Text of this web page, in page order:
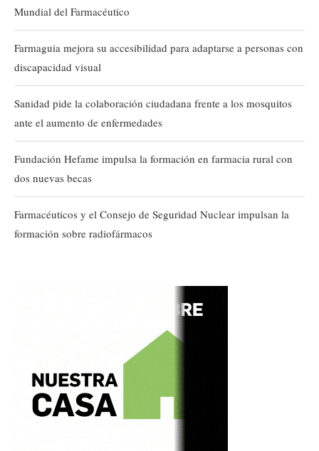
Mundial del Farmacéutico
Farmaguia mejora su accesibilidad para adaptarse a personas con
discapacidad visual
Sanidad pide la colaboración ciudadana frente a los mosquitos
ante el aumento de enfermedades
Fundación Hefame impulsa la formación en farmacia rural con
dos nuevas becas
Farmacéuticos y el Consejo de Seguridad Nuclear impulsan la
formación sobre radiofármacos